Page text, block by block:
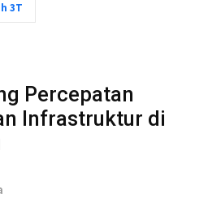
3T
Percepatan
Infrastruktur di